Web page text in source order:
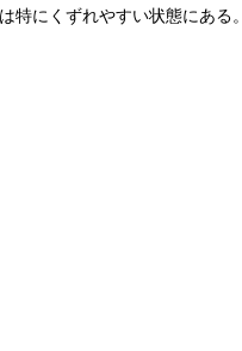
特にくずれやすい状態にある。